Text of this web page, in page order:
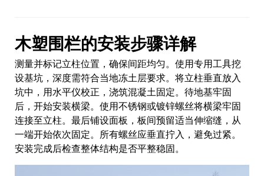
木塑围栏的安装步骤详解
测量并标记立柱位置，确保间距均匀。使用专用工具挖
设基坑，深度需符合当地冻土层要求。将立柱垂直放入
坑中，用水平仪校正，浇筑混凝土固定。待地基牢固
后，开始安装横梁。使用不锈钢或镀锌螺丝将横梁牢固
连接至立柱。最后铺设面板，板间预留适当伸缩缝，从
一端开始依次固定。所有螺丝应垂直拧入，避免过紧。
安装完成后检查整体结构是否平整稳固。